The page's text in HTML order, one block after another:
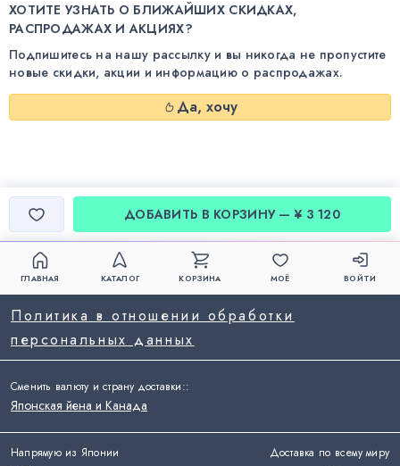
ХОТИТЕ УЗНАТЬ О БЛИЖАЙШИХ СКИДКАХ,
РАСПРОДАЖАХ И АКЦИЯХ?
Подпишитесь на нашу рассылку и вы никогда не пропустите
новые скидки, акции и информацию о распродажах.
Да, хочу
ДОБАВИТЬ В КОРЗИНУ — ¥ 3 120
ГЛАВНАЯ КАТАЛОГ КОРЗИНА МОЁ ВОЙТИ
Напрямую из Японии
Доставка по всему миру
Политика в отношении обработки
персональных данных
Сменить валюту и страну доставки::
Японская йена и Канада